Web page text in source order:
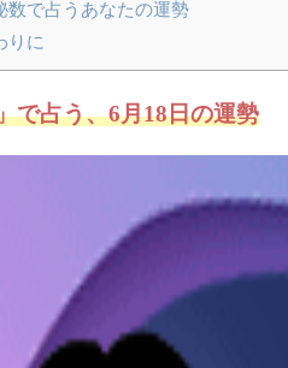
数で占うあなたの運勢
りに
で占う、6月18日の運勢